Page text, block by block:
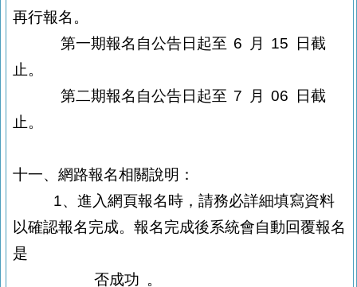
再行報名。
第一期報名自公告日起至 6 月 15
日截
止。
第二期報名自公告日起至 7 月 06
日截
止。
十一、網路報名相關說明：
1、進入網頁報名時，請務必詳細填寫資料
以確認報名完成。報名完成後系統會自動回覆報名
是
否成功 。